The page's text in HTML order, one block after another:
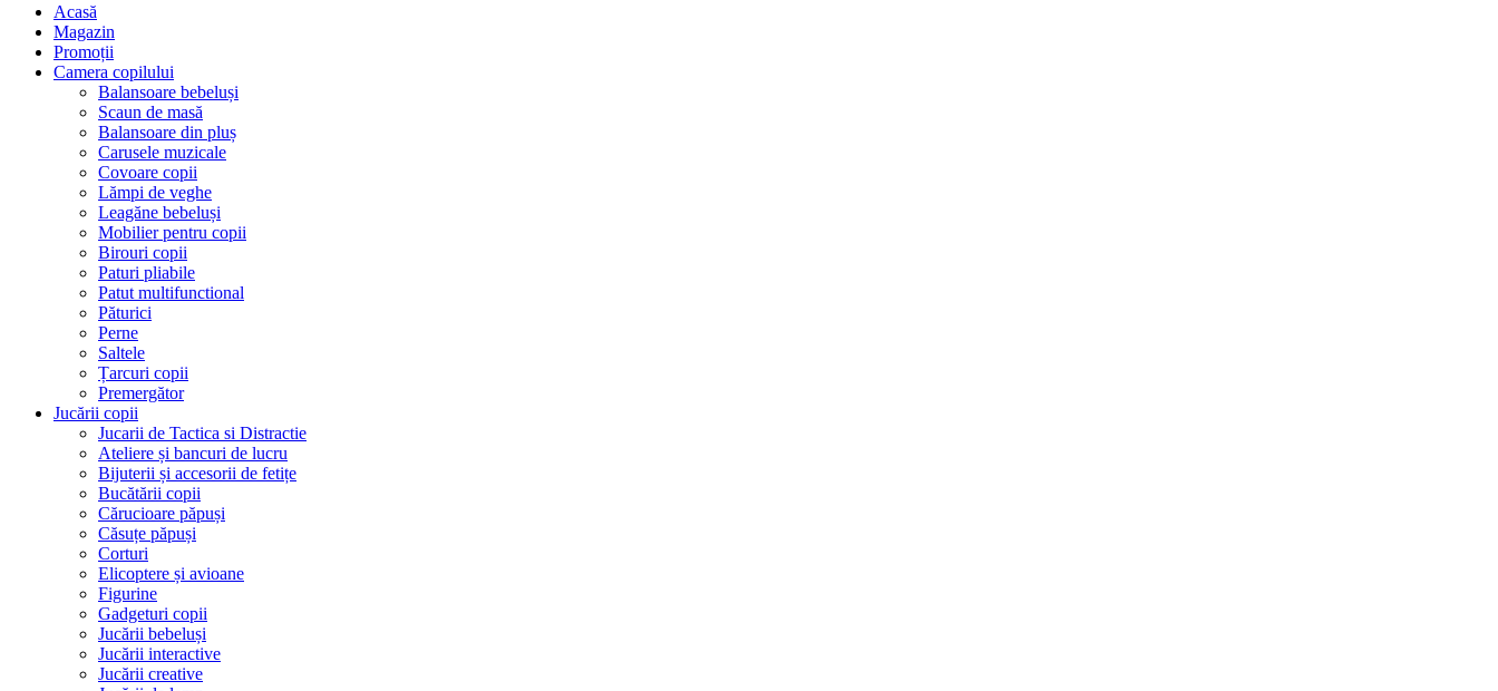
Acasă
Magazin
Promoții
Camera copilului
Balansoare bebeluși
Scaun de masă
Balansoare din pluș
Carusele muzicale
Covoare copii
Lămpi de veghe
Leagăne bebeluși
Mobilier pentru copii
Birouri copii
Paturi pliabile
Patut multifunctional
Păturici
Perne
Saltele
Țarcuri copii
Premergător
Jucării copii
Jucarii de Tactica si Distractie
Ateliere și bancuri de lucru
Bijuterii și accesorii de fetițe
Bucătării copii
Cărucioare păpuși
Căsuțe păpuși
Corturi
Elicoptere și avioane
Figurine
Gadgeturi copii
Jucării bebeluși
Jucării interactive
Jucării creative